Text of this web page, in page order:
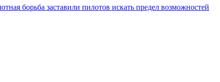
борьба заставили пилотов искать предел возможностей